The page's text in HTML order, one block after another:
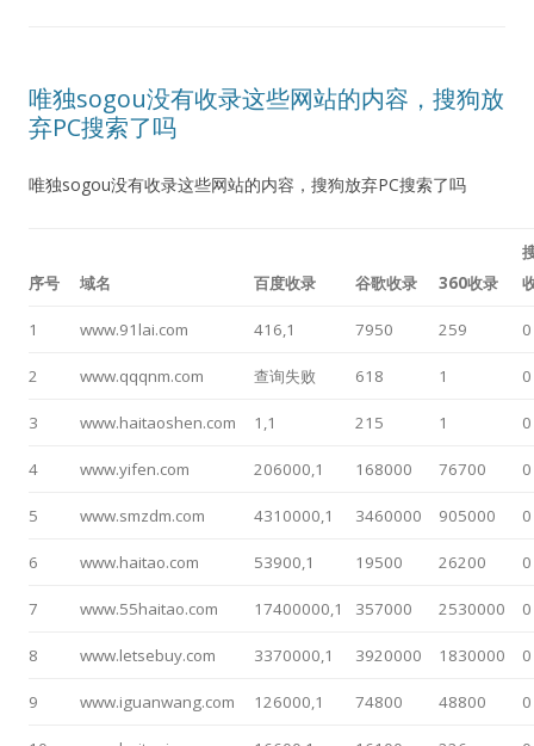
唯独sogou没有收录这些网站的内容，搜狗放
弃PC搜索了吗
唯独sogou没有收录这些网站的内容，搜狗放弃PC搜索了吗
序号 域名 百度收录 谷歌收录 360收录
1 www.91lai.com 416,1 7950 259 0
2 www.qqqnm.com 查询失败 618 1 0
3 www.haitaoshen.com 1,1 215 1 0
4 www.yifen.com 206000,1 168000 76700 0
5 www.smzdm.com 4310000,1 3460000 905000 0
6 www.haitao.com 53900,1 19500 26200 0
7 www.55haitao.com 17400000,1 357000 2530000 0
8 www.letsebuy.com 3370000,1 3920000 1830000 0
9 www.iguanwang.com 126000,1 74800 48800 0